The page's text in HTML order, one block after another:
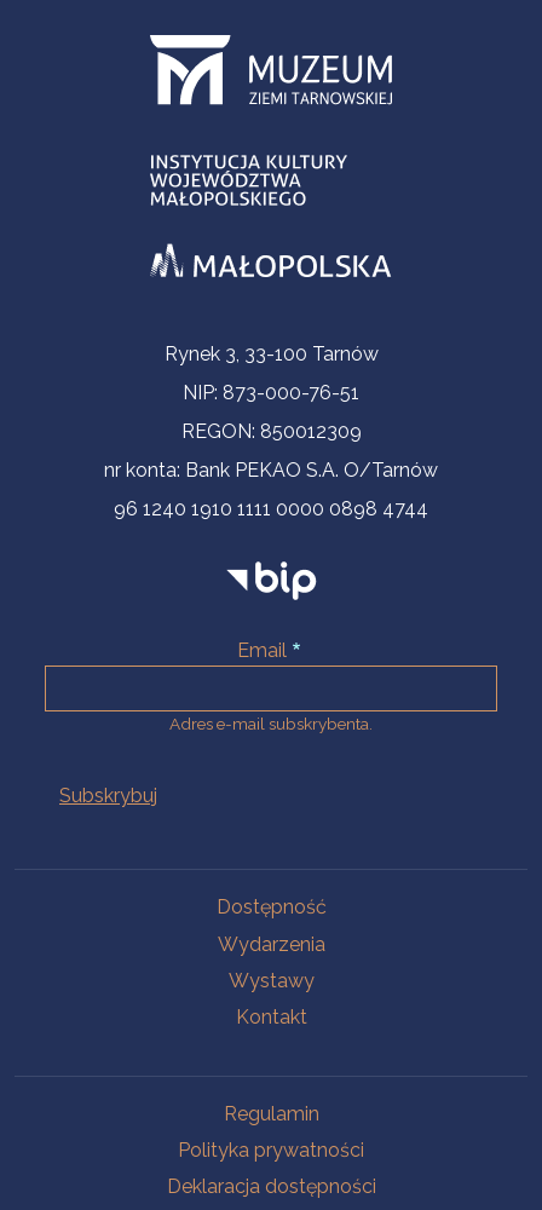
Informacje kontaktoweRynek 3, 33-100 Tarnów
NIP: 873-000-76-51
REGON: 850012309
nr konta: Bank PEKAO S.A. O/Tarnów
96 1240 1910 1111 0000 0898 4744
Email
Adres e-mail subskrybenta.
Dostępność
Wydarzenia
Wystawy
Kontakt
Regulamin
Polityka prywatności
Deklaracja dostępności